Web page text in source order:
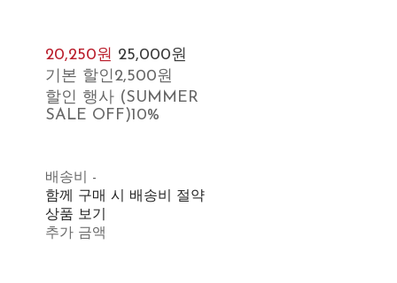
20,250원 25,000원
기본 할인2,500원
할인 행사 (SUMMER
SALE OFF)10%
배송비 -
함께 구매 시 배송비 절약
상품 보기
추가 금액